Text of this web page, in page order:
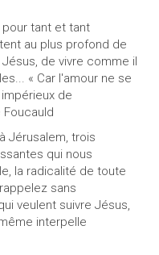
tant et tant
au plus profond de
de vivre comme il
« Car l'amour ne se
de
Jérusalem, trois
qui nous
la radicalité de toute
sans
veulent suivre Jésus,
interpelle